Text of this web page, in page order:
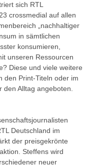
sich RTL
crossmedial auf allen
„nachhaltiger
in sämtlichen
konsumieren,
unseren Ressourcen
Diese und viele weitere
den Print-Titeln oder im
den Alltag angeboten.
Deutschland im
der preisgekrönte
Steffens wird
neuer